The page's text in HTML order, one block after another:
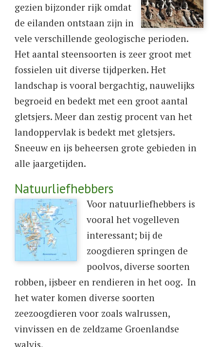
gezien bijzonder rijk omdat
de eilanden ontstaan zijn in
vele verschillende geologische perioden.
Het aantal steensoorten is zeer groot met
fossielen uit diverse tijdperken. Het
landschap is vooral bergachtig, nauwelijks
begroeid en bedekt met een groot aantal
gletsjers. Meer dan zestig procent van het
landoppervlak is bedekt met gletsjers.
Sneeuw en ijs beheersen grote gebieden in
alle jaargetijden.
Natuurliefhebbers
​Voor natuurliefhebbers is
vooral het vogelleven
interessant; bij de
zoogdieren springen de
poolvos, diverse soorten
robben, ijsbeer en rendieren in het oog. In
het water komen diverse soorten
zeezoogdieren voor zoals walrussen,
vinvissen en de zeldzame Groenlandse
walvis.